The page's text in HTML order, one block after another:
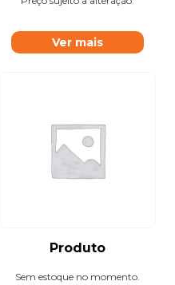
Ver mais
Produto
Sem estoque no momento.